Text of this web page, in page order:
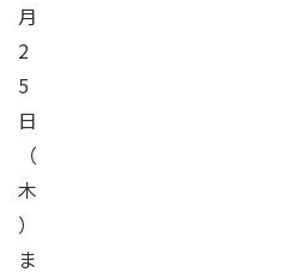
月
2
5
日
（
木
）
ま